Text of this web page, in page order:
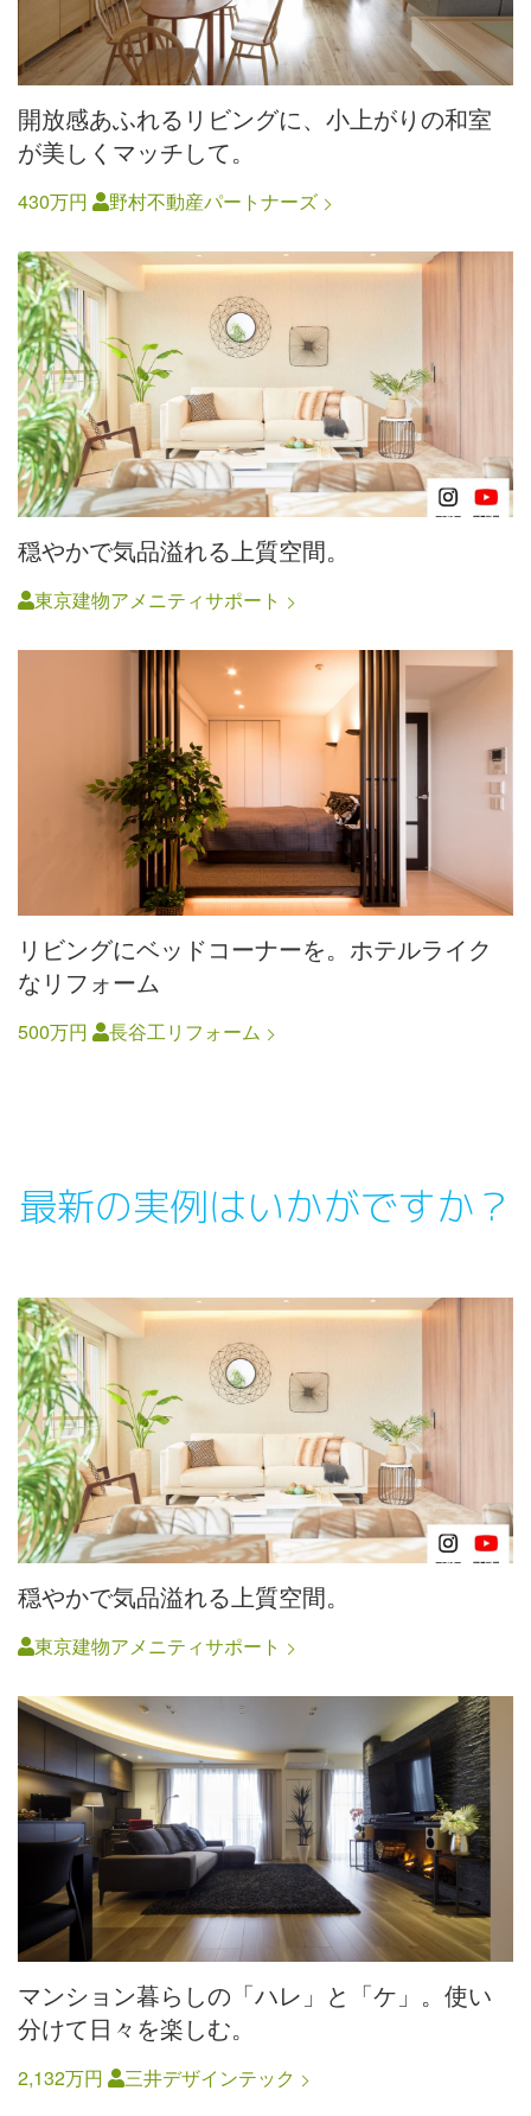
開放感あふれるリビングに、小上がりの和室
が美しくマッチして。
430万円 野村不動産パートナーズ
穏やかで気品溢れる上質空間。
東京建物アメニティサポート
リビングにベッドコーナーを。ホテルライク
なリフォーム
500万円 長谷工リフォーム
最新の実例はいかがですか？
穏やかで気品溢れる上質空間。
東京建物アメニティサポート
マンション暮らしの「ハレ」と「ケ」。使い
分けて日々を楽しむ。
2,132万円 三井デザインテック